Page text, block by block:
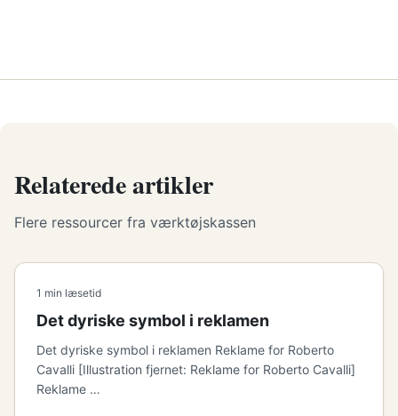
Relaterede artikler
Flere ressourcer fra værktøjskassen
1 min læsetid
Det dyriske symbol i reklamen
Det dyriske symbol i reklamen Reklame for Roberto
Cavalli [Illustration fjernet: Reklame for Roberto Cavalli]
Reklame …